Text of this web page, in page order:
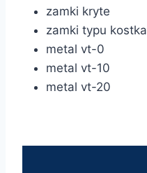
zamki kryte
zamki typu kostka
metal vt-0
metal vt-10
metal vt-20